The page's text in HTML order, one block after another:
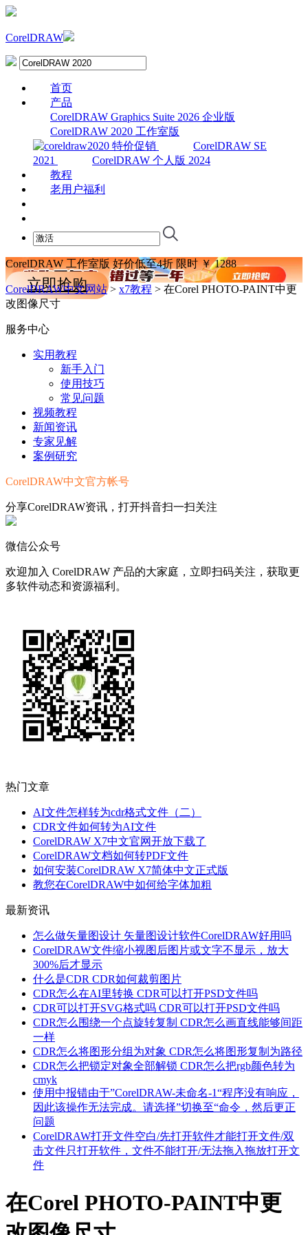
CorelDRAW
首页
产品
CorelDRAW Graphics Suite 2026 企业版
CorelDRAW 2020 工作室版
CorelDRAW SE
2021
CorelDRAW 个人版 2024
教程
老用户福利
CorelDRAW 工作室版好价低至4折限时￥1288
立即抢购
CorelDRAW中文网站> x7教程 > 在Corel PHOTO-PAINT中更
改图像尺寸
服务中心
实用教程
新手入门
使用技巧
常见问题
视频教程
新闻资讯
专家见解
案例研究
CorelDRAW中文官方帐号
分享CorelDRAW资讯，打开抖音扫一扫关注
微信公众号
欢迎加入 CorelDRAW 产品的大家庭，立即扫码关注，获取更
多软件动态和资源福利。
热门文章
AI文件怎样转为cdr格式文件（二）
CDR文件如何转为AI文件
CorelDRAW X7中文官网开放下载了
CorelDRAW文档如何转PDF文件
如何安装CorelDRAW X7简体中文正式版
教您在CorelDRAW中如何给字体加粗
最新资讯
怎么做矢量图设计 矢量图设计软件CorelDRAW好用吗
CorelDRAW文件缩小视图后图片或文字不显示，放大
300%后才显示
什么是CDR CDR如何裁剪图片
CDR怎么在AI里转换 CDR可以打开PSD文件吗
CDR可以打开SVG格式吗 CDR可以打开PSD文件吗
CDR怎么围绕一个点旋转复制 CDR怎么画直线能够间距
一样
CDR怎么将图形分组为对象 CDR怎么将图形复制为路径
CDR怎么把锁定对象全部解锁 CDR怎么把rgb颜色转为
cmyk
使用中报错由于”CorelDRAW-未命名-1“程序没有响应，
因此该操作无法完成。请选择”切换至“命令，然后更正
问题
CorelDRAW打开文件空白/先打开软件才能打开文件/双
击文件只打开软件，文件不能打开/无法拖入拖放打开文
件
在Corel PHOTO-PAINT中更